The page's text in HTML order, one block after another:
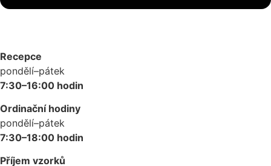
Recepce
pondělí–pátek
7:30–16:00 hodin
Ordinační hodiny
pondělí–pátek
7:30–18:00 hodin
Příjem vzorků